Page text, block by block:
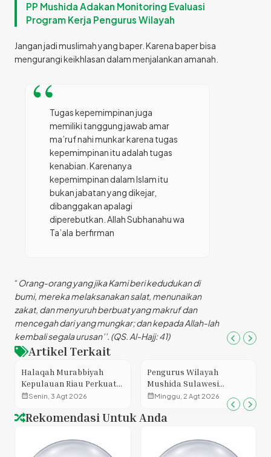
PP Mushida Adakan Monitoring Evaluasi
Program Kerja Pengurus Wilayah
Jangan jadi muslimah yang baper. Karena baper bisa
mengurangi keikhlasan dalam menjalankan amanah.
Tugas kepemimpinan juga
memiliki tanggung jawab amar
ma’ruf nahi munkar karena tugas
kepemimpinan itu adalah tugas
kenabian. Karenanya
kepemimpinan dalam Islam itu
bukan jabatan yang dikejar,
dibanggakan apalagi
diperebutkan. Allah Subhanahu wa
Ta’ala berfirman
“Orang-orang yang jika Kami beri kedudukan di
bumi, mereka melaksanakan salat, menunaikan
zakat, dan menyuruh berbuat yang makruf dan
mencegah dari yang mungkar; dan kepada Allah-lah
kembali segala urusan’’. (QS. Al-Hajj: 41)
Artikel Terkait
Halaqah Murabbiyah
Kepulauan Riau Perkuat
Kompetensi dan Ruhiyah
Hidayatullah
calendar_monthSenin, 3 Agt 2026
Pengurus Wilayah
Mushida Sulawesi
Tenggara Gelar Rapat
Rutin Bulanan, Perkuat
Koordinasi dan Evaluasi
calendar_monthMinggu, 2 Agt 2026
Rekomendasi Untuk Anda